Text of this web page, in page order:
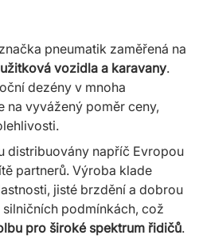
pneumatik zaměřená na
vozidla a karavany.
dezény v mnoha
na vyvážený poměr ceny,
distribuovány napříč Evropou
partnerů. Výroba klade
jisté brzdění a dobrou
podmínkách, což
pro široké spektrum řidičů.